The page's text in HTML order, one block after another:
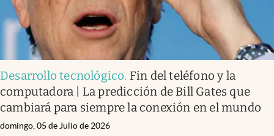
Desarrollo tecnológico. Fin del teléfono y la
computadora | La predicción de Bill Gates que
cambiará para siempre la conexión en el mundo
domingo, 05 de Julio de 2026